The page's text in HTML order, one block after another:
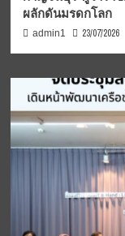
ผลักดันมรดกโลก
admin1 23/07/2026